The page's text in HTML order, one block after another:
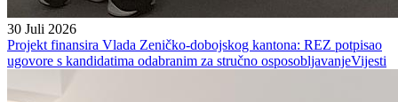
30 Juli 2026
Projekt finansira Vlada Zeničko-dobojskog kantona: REZ potpisao
ugovore s kandidatima odabranim za stručno osposobljavanjeVijesti